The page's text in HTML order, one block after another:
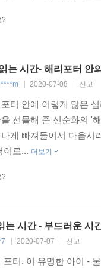
면 숨이 잘 안 쉬어질
동안 늘 이 주문을 마음
?
는 시간- 해리포터 안
2020-07-08 신고
터 안에 이렇게 많은
선물해 준 신순화의 '
게 빠져들어서 다음시
이로... 더보기
?
는 시간 - 부드러운 시
2020-07-07 신고
포터. 이 유명한 아이 -